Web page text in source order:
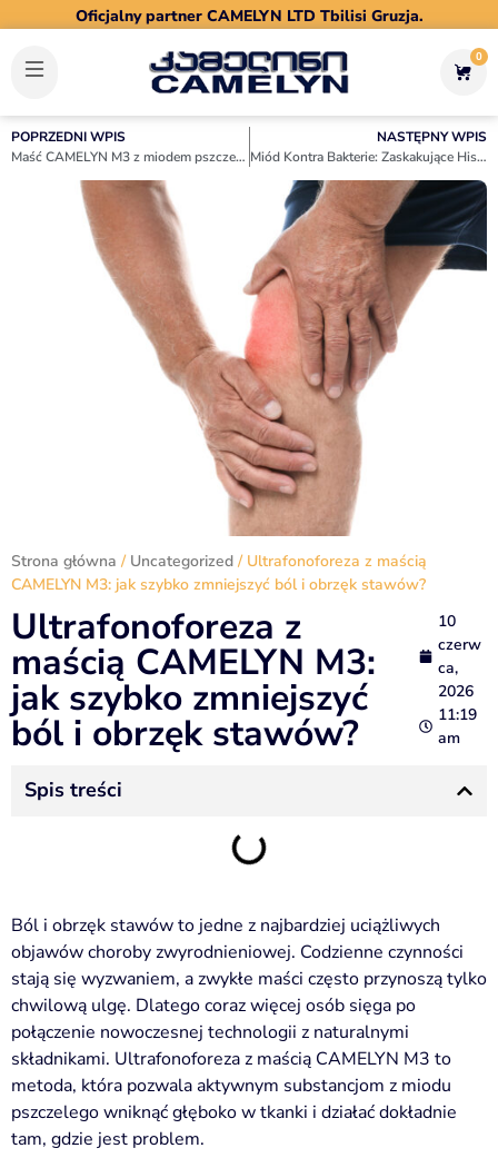
Oficjalny partner CAMELYN LTD Tbilisi Gruzja.
0
POPRZEDNI WPIS
Maść CAMELYN M3 z miodem pszczelim na stawy – naturalna ulga w chorobie zwyrodnieniowej
NASTĘPNY WPIS
Miód Kontra Bakterie: Zaskakujące Historie Sukcesu z Użyciem Camelyn M3 w Naturalnym Leczeniu
Strona główna / Uncategorized / Ultrafonoforeza z maścią
CAMELYN M3: jak szybko zmniejszyć ból i obrzęk stawów?
Ultrafonoforeza z
maścią CAMELYN M3:
jak szybko zmniejszyć
ból i obrzęk stawów?
10
czerw
ca,
2026
11:19
am
Spis treści
Ból i obrzęk stawów to jedne z najbardziej uciążliwych
objawów choroby zwyrodnieniowej. Codzienne czynności
stają się wyzwaniem, a zwykłe maści często przynoszą tylko
chwilową ulgę. Dlatego coraz więcej osób sięga po
połączenie nowoczesnej technologii z naturalnymi
składnikami. Ultrafonoforeza z maścią CAMELYN M3 to
metoda, która pozwala aktywnym substancjom z miodu
pszczelego wniknąć głęboko w tkanki i działać dokładnie
tam, gdzie jest problem.